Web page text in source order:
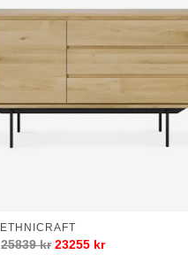
ETHNICRAFT
25839kr 23255 kr